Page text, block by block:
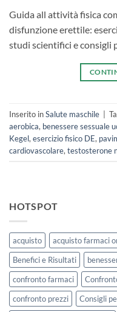
Guida all attività fisica
disfunzione erettile:
studi scientifici e consigli
Inserito inSalute maschile
aerobica, benessere sessuale
Kegel, esercizio fisico DE,
cardiovascolare, testosterone
HOTSPOT
acquisto acquisto farmaci
Benefici e Risultati
confronto farmaci
confronto prezzi
Consigli